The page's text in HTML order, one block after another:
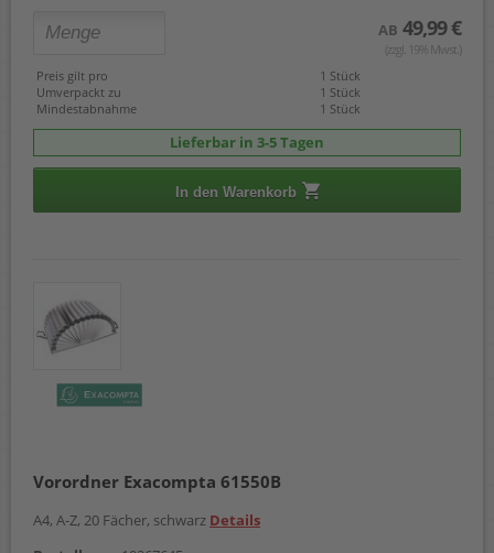
AB 49,99 €
(zzgl. 19% Mwst.)
Preis gilt pro
1 Stück
Umverpackt zu
1 Stück
Mindestabnahme
1 Stück
Lieferbar in 3-5 Tagen
In den Warenkorb
Vorordner Exacompta 61550B
A4, A-Z, 20 Fächer, schwarz Details